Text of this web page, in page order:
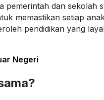
pemerintah dan sekolah
memastikan setiap
pendidikan yang
Negeri